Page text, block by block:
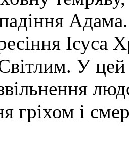
Ісуса
У цей
гріхом і